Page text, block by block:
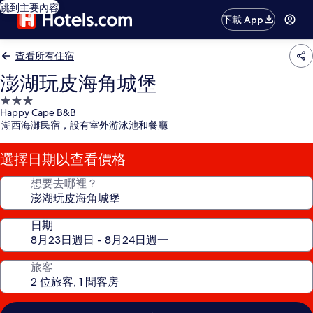
跳到主要內容
下載 App
查看所有住宿
澎湖玩皮海角城堡
3.0
星
級
住
宿
Happy Cape B&B
湖西海灘民宿，設有室外游泳池和餐廳
選擇日期以查看價格
想要去哪裡？
日期
旅客